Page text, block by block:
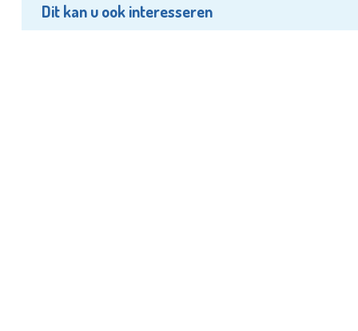
Dit kan u ook interesseren